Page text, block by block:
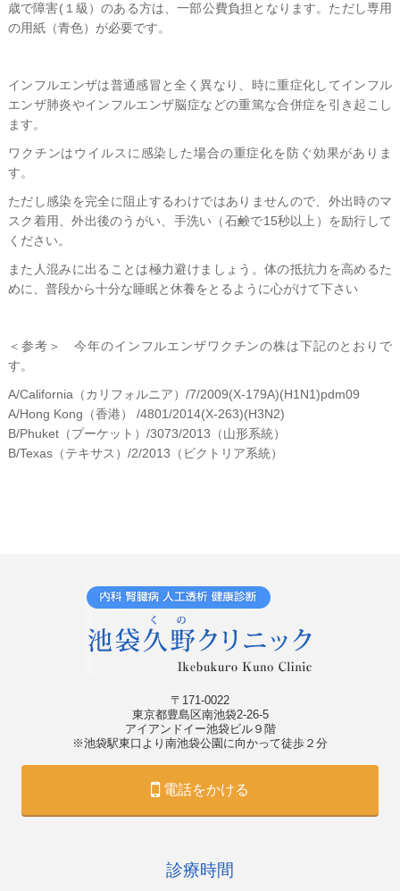
歳で障害(１級）のある方は、一部公費負担となります。ただし専用
の用紙（青色）が必要です。
インフルエンザは普通感冒と全く異なり、時に重症化してインフル
エンザ肺炎やインフルエンザ脳症などの重篤な合併症を引き起こし
ます。
ワクチンはウイルスに感染した場合の重症化を防ぐ効果がありま
す。
ただし感染を完全に阻止するわけではありませんので、外出時のマ
スク着用、外出後のうがい、手洗い（石鹸で15秒以上）を励行して
ください。
また人混みに出ることは極力避けましょう。体の抵抗力を高めるた
めに、普段から十分な睡眠と休養をとるように心がけて下さい
＜参考＞ 今年のインフルエンザワクチンの株は下記のとおりで
す。
A/California（カリフォルニア）/7/2009(X-179A)(H1N1)pdm09
A/Hong Kong（香港） /4801/2014(X-263)(H3N2)
B/Phuket（プーケット）/3073/2013（山形系統）
B/Texas（テキサス）/2/2013（ビクトリア系統）
〒171-0022
東京都豊島区南池袋2-26-5
アイアンドイー池袋ビル９階
※池袋駅東口より南池袋公園に向かって徒歩２分
電話をかける
診療時間